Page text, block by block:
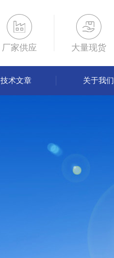
厂家供应 大量现货
技术文章 关于我们